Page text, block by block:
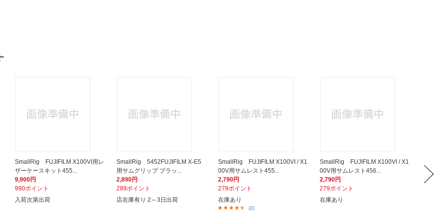
SmallRig FUJIFILM X100VI用レ
ザーケースキット455...
9,900円
990ポイント
入荷次第出荷
SmallRig 5452FUJIFILM X-E5
用サムグリップ ブラッ...
2,890円
289ポイント
店在庫有り 2～3日出荷
SmallRig FUJIFILM X100VI / X1
00V用サムレスト455...
2,790円
279ポイント
在庫あり
(2)
SmallRig FUJIFILM X100VI / X1
00V用サムレスト456...
2,790円
279ポイント
在庫あり
VI /
6,990円